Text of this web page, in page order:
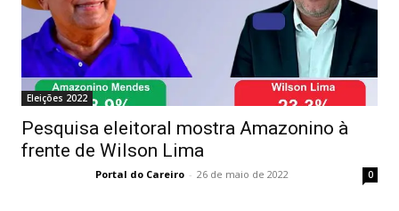
Eleições 2022
Pesquisa eleitoral mostra Amazonino à
frente de Wilson Lima
Portal do Careiro - 26 de maio de 2022 0